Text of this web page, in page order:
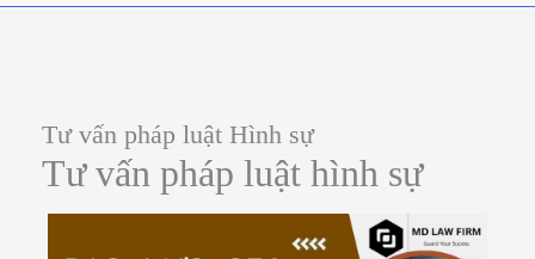
Tư vấn pháp luật Hình sự
Tư vấn pháp luật hình sự